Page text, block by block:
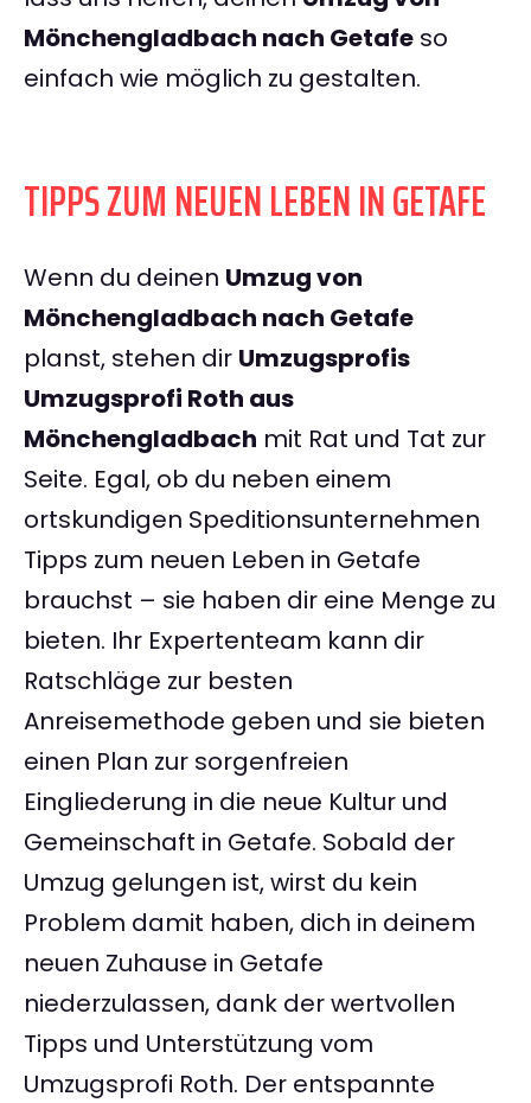
Mönchengladbach nach Getafe so
einfach wie möglich zu gestalten.
TIPPS ZUM NEUEN LEBEN IN GETAFE
Wenn du deinen Umzug von
Mönchengladbach nach Getafe
planst, stehen dir Umzugsprofis
Umzugsprofi Roth aus
Mönchengladbach mit Rat und Tat zur
Seite. Egal, ob du neben einem
ortskundigen Speditionsunternehmen
Tipps zum neuen Leben in Getafe
brauchst – sie haben dir eine Menge zu
bieten. Ihr Expertenteam kann dir
Ratschläge zur besten
Anreisemethode geben und sie bieten
einen Plan zur sorgenfreien
Eingliederung in die neue Kultur und
Gemeinschaft in Getafe. Sobald der
Umzug gelungen ist, wirst du kein
Problem damit haben, dich in deinem
neuen Zuhause in Getafe
niederzulassen, dank der wertvollen
Tipps und Unterstützung vom
Umzugsprofi Roth. Der entspannte